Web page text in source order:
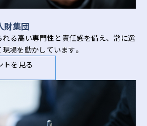
財集団
る高い専門性と責任感を備え、常に選
場を動かしています。
トを見る